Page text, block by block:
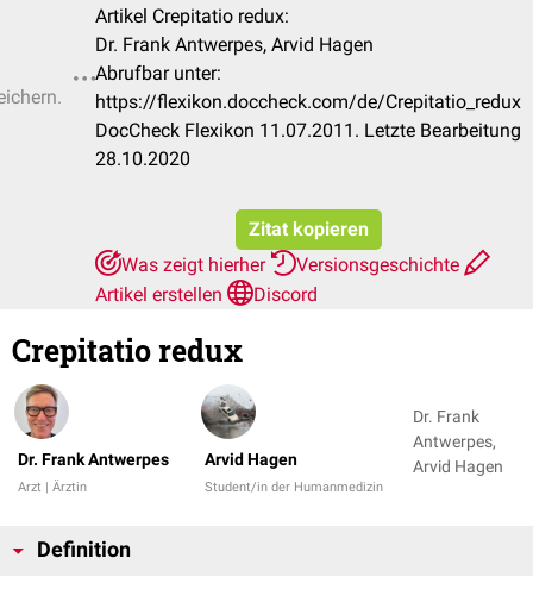
Artikel Crepitatio redux:
Dr. Frank Antwerpes, Arvid Hagen
Abrufbar unter:
https://flexikon.doccheck.com/de/Crepitatio_redux
DocCheck Flexikon 11.07.2011. Letzte Bearbeitung
28.10.2020
Zitat kopieren
Was zeigt hierher
Versionsgeschichte
Artikel erstellen
Discord
Crepitatio redux
Dr. Frank Antwerpes
Arzt | Ärztin
Arvid Hagen
Student/in der Humanmedizin
Dr. Frank
Antwerpes,
Arvid Hagen
Definition